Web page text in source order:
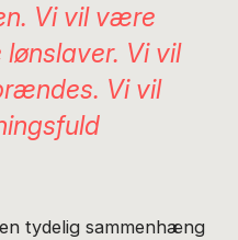
Vi vil være
Vi vil
Vi vil
tydelig sammenhæng